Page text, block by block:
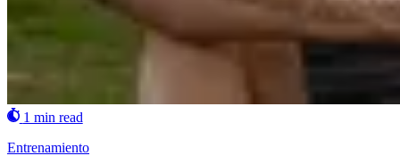
1 min read
Entrenamiento